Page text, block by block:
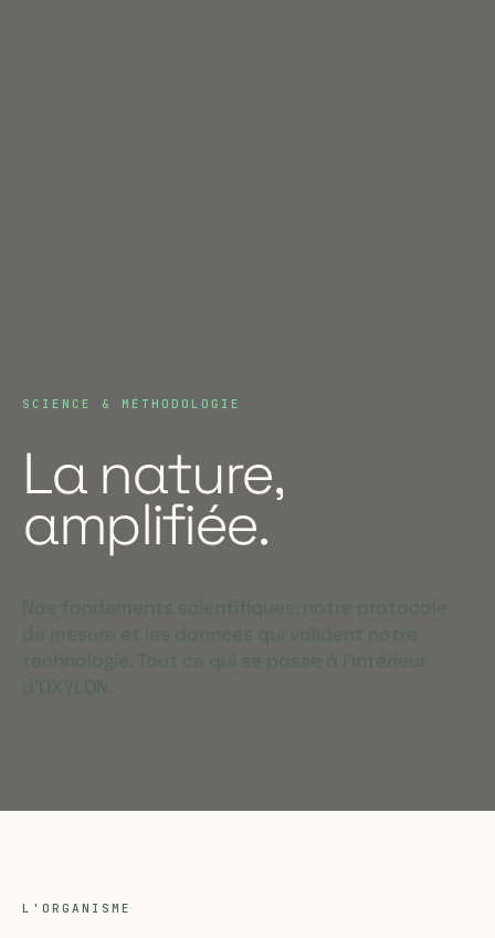
SCIENCE & MÉTHODOLOGIE
La nature,
amplifiée.
Nos fondements scientifiques, notre protocole
de mesure et les données qui valident notre
technologie. Tout ce qui se passe à l'intérieur
d'OXYLON.
L'ORGANISME